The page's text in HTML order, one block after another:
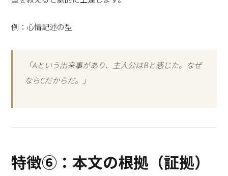
例：心情記述の型
「Aという出来事があり、主人公はBと感じた。なぜ
ならCだからだ。」
特徴⑥：本文の根拠（証拠）